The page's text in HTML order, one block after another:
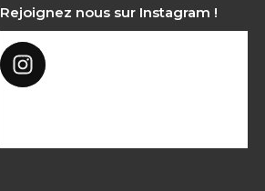
Rejoignez nous sur Instagram !